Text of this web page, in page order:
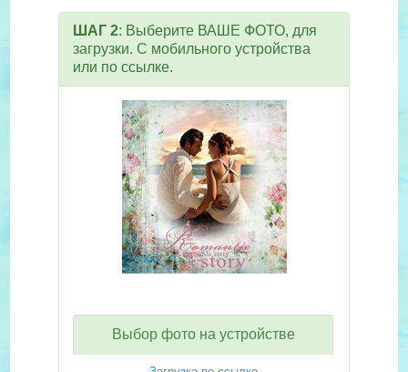
ШАГ 2: Выберите ВАШЕ ФОТО, для
загрузки. С мобильного устройства
или по ссылке.
Выбор фото на устройстве